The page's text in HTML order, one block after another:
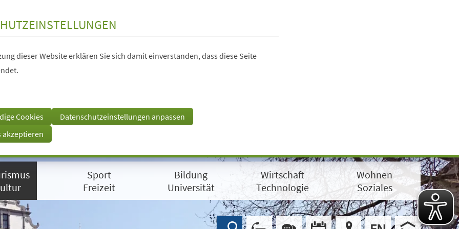
dieser Website erklären Sie sich damit einverstanden, dass diese Seite
Cookies
Datenschutzeinstellungen anpassen
akzeptieren
Sport
Freizeit
Bildung
Universität
Wirtschaft
Technologie
Wohnen
Soziales